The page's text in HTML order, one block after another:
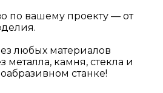
по вашему проекту — от
любых материалов
камня, стекла и
станке!